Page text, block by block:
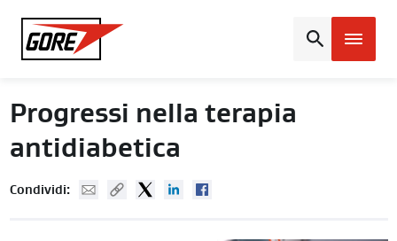
Gore
Progressi nella terapia
antidiabetica
Condividi: Mail Copy URLTwitterLinked In